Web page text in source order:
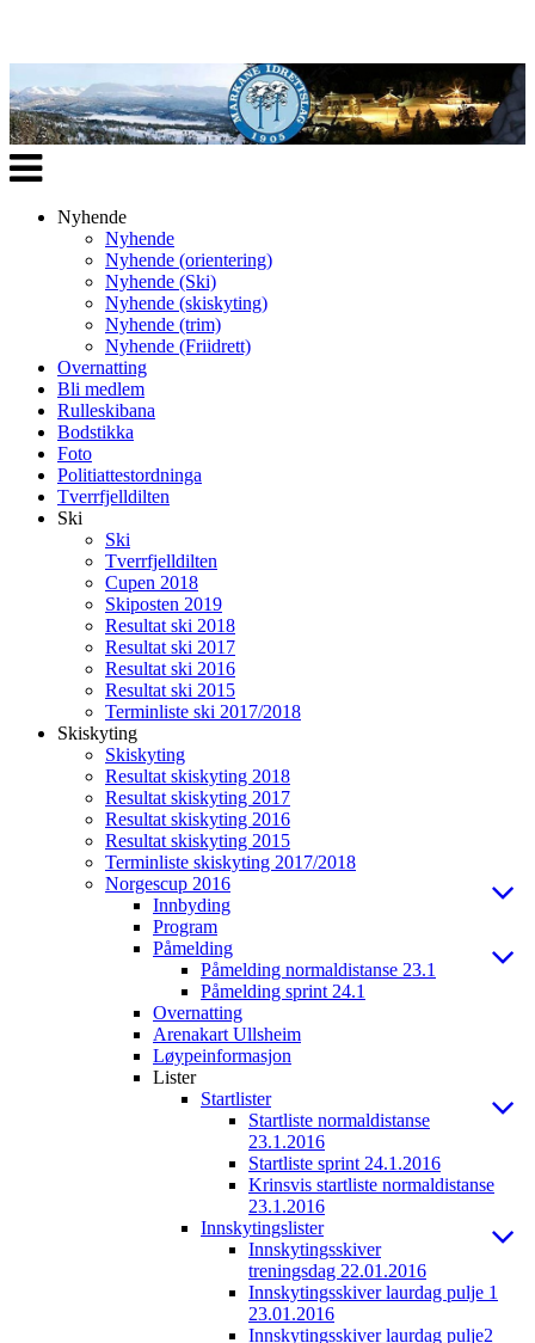
Veksle
navigasjon
Nyhende
Nyhende
Nyhende (orientering)
Nyhende (Ski)
Nyhende (skiskyting)
Nyhende (trim)
Nyhende (Friidrett)
Overnatting
Bli medlem
Rulleskibana
Bodstikka
Foto
Politiattestordninga
Tverrfjelldilten
Ski
Ski
Tverrfjelldilten
Cupen 2018
Skiposten 2019
Resultat ski 2018
Resultat ski 2017
Resultat ski 2016
Resultat ski 2015
Terminliste ski 2017/2018
Skiskyting
Skiskyting
Resultat skiskyting 2018
Resultat skiskyting 2017
Resultat skiskyting 2016
Resultat skiskyting 2015
Terminliste skiskyting 2017/2018
Norgescup 2016
Innbyding
Program
Påmelding
Påmelding normaldistanse 23.1
Påmelding sprint 24.1
Overnatting
Arenakart Ullsheim
Løypeinformasjon
Lister
Startlister
Startliste normaldistanse
23.1.2016
Startliste sprint 24.1.2016
Krinsvis startliste normaldistanse
23.1.2016
Innskytingslister
Innskytingsskiver
treningsdag 22.01.2016
Innskytingsskiver laurdag pulje 1
23.01.2016
Innskytingsskiver laurdag pulje2